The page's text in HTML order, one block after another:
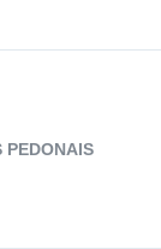
PEDONAIS